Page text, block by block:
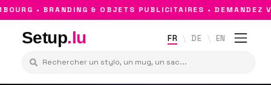
• BRANDING & OBJETS PUBLICITAIRES • DEMANDEZ
Setup.lu FR DE EN